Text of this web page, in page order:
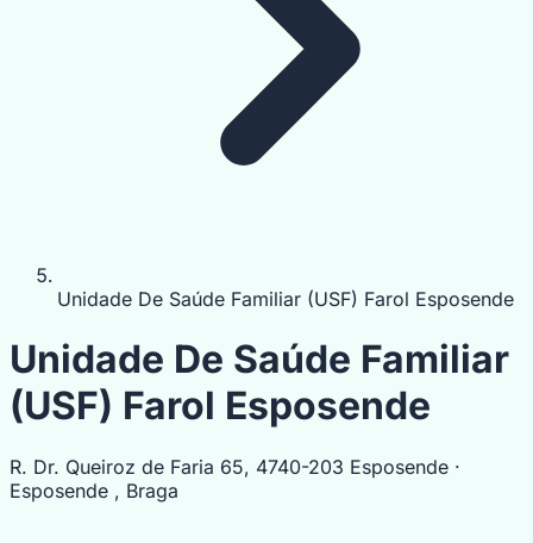
Unidade De Saúde Familiar (USF) Farol Esposende
Unidade De Saúde Familiar
(USF) Farol Esposende
R. Dr. Queiroz de Faria 65, 4740-203 Esposende ·
Esposende , Braga